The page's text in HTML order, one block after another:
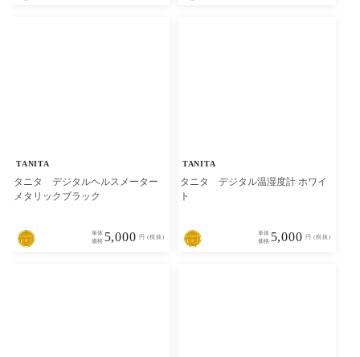
TANITA
タニタ デジタルヘルスメーター
メタリックブラック
単体
価格 5,000 円 (税抜)
TANITA
タニタ デジタル温湿度計 ホワイ
ト
単体
価格 5,000 円 (税抜)